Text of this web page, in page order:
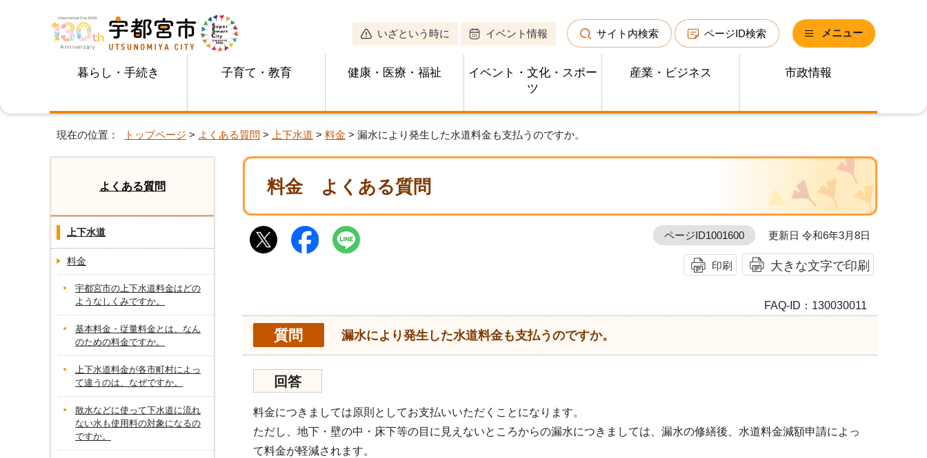
いざという時に イベント情報 サイト内検索 ページID検索 メニュー
暮らし・手続き 子育て・教育 健康・医療・福祉
イベント・文化・スポー
ツ
産業・ビジネス 市政情報
現在の位置： トップページ > よくある質問 > 上下水道 > 料金 > 漏水により発生した水道料金も支払うのですか。
料金よくある質問
ページID1001600 更新日 令和6年3月8日
印刷 大きな文字で印刷
FAQ-ID：130030011
質問 漏水により発生した水道料金も支払うのですか。
回答
料金につきましては原則としてお支払いいただくことになります。
ただし、地下・壁の中・床下等の目に見えないところからの漏水につきましては、漏水の修繕後、水道料金減額申請によっ
て料金が軽減されます。
よくある質問
上下水道
料金
宇都宮市の上下水道料金はどの
ようなしくみですか。
基本料金・従量料金とは、なん
のための料金ですか。
上下水道料金が各市町村によっ
て違うのは、なぜですか。
散水などに使って下水道に流れ
ない水も使用料の対象になるの
ですか。